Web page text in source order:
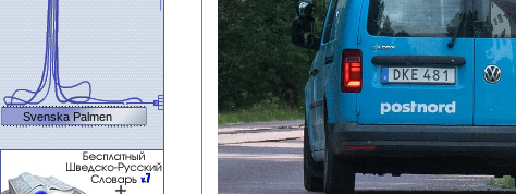
Svenska Palmen